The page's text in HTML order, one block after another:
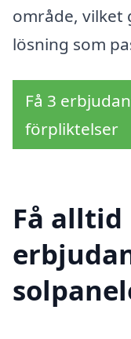
område, vilket
lösning som
Få 3
förpliktelser
Få